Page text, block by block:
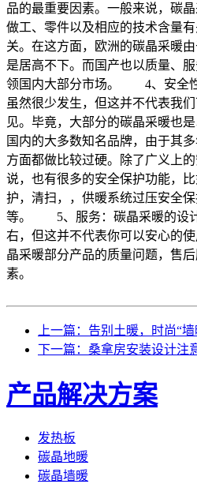
品的最重要因素。一般来说，碳
做工、零件以及相应的技术含量
关。在这方面，欧洲的碳晶采暖
是居高不下。而国产也以质量、
领国内大部分市场。 4、安全
虽然很少发生，但这并不代表我
见。毕竟，大部分的碳晶采暖也
国内的大多数知名品牌，由于其
方面都做比较过硬。除了广义上
说，也有很多的安全保护功能，
护，清扫，，供暖系统过压安全
等。 5、服务：碳晶采暖的设计
右，但这并不代表你可以安心的
晶采暖部分产品的质量问题，售
素。
上一篇：告别土暖，时尚“
下一篇：桑拿房安装设计注
产品解决方案
发热板
碳晶地暖
碳晶墙暖